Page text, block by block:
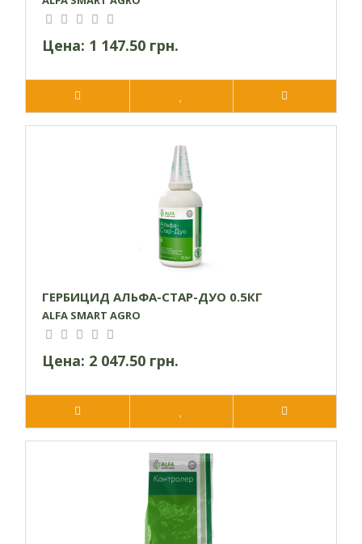
Цена: 1 147.50 грн.
ГЕРБИЦИД АЛЬФА-СТАР-ДУО 0.5КГ
ALFA SMART AGRO
Цена: 2 047.50 грн.